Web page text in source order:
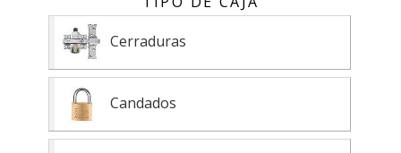
Cerraduras
Candados